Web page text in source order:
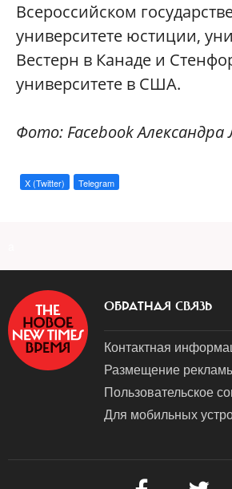
Всероссийском
университете юстиции,
Вестерн в Канаде и
университете в США.
Фото: Facebook Александра
X (Twitter) Telegram
ОБРАТНАЯ СВЯЗЬ
Контактная
Размещение
Пользовательское
Для мобильных